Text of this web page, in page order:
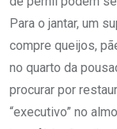
Para o jantar, um
compre queijos,
no quarto da
procurar por
“executivo” no